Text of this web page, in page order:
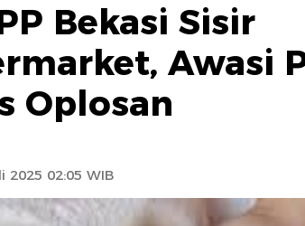
Bekasi Sisir
Awasi
Oplosan
2025 02:05 WIB